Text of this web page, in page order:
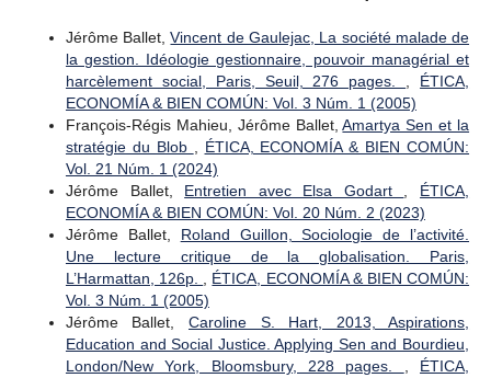
Jérôme Ballet,Vincent de Gaulejac, La société malade de
la gestion. Idéologie gestionnaire, pouvoir managérial et
harcèlement social, Paris, Seuil, 276 pages. , ÉTICA,
ECONOMÍA & BIEN COMÚN: Vol. 3 Núm. 1 (2005)
François-Régis Mahieu, Jérôme Ballet,Amartya Sen et la
stratégie du Blob , ÉTICA, ECONOMÍA & BIEN COMÚN:
Vol. 21 Núm. 1 (2024)
Jérôme Ballet, Entretien avec Elsa Godart , ÉTICA,
ECONOMÍA & BIEN COMÚN: Vol. 20 Núm. 2 (2023)
Jérôme Ballet, Roland Guillon, Sociologie de l’activité.
Une lecture critique de la globalisation. Paris,
L’Harmattan, 126p. , ÉTICA, ECONOMÍA & BIEN COMÚN:
Vol. 3 Núm. 1 (2005)
Jérôme Ballet, Caroline S. Hart, 2013, Aspirations,
Education and Social Justice. Applying Sen and Bourdieu,
London/New York, Bloomsbury, 228 pages. , ÉTICA,